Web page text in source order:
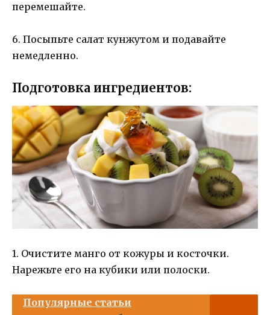
перемешайте.
6. Посыпьте салат кунжутом и подавайте
немедленно.
Подготовка ингредиентов:
1. Очистите манго от кожуры и косточки.
Нарежьте его на кубики или полоски.
Популярные статьи